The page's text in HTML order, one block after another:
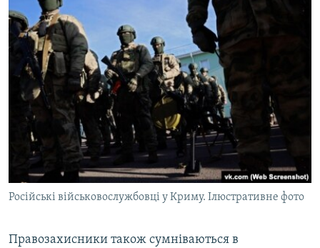
Російські військовослужбовці у Криму. Ілюстративне фото
Правозахисники також сумніваються в